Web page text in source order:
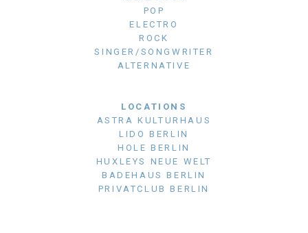
POP
ELECTRO
ROCK
SINGER/SONGWRITER
ALTERNATIVE
LOCATIONS
ASTRA KULTURHAUS
LIDO BERLIN
HOLE BERLIN
HUXLEYS NEUE WELT
BADEHAUS BERLIN
PRIVATCLUB BERLIN